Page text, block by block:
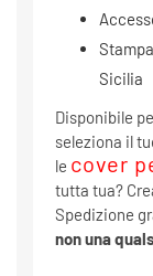
Sicilia
Disponibile
seleziona il
le cover
tutta tua?
Spedizione
non una